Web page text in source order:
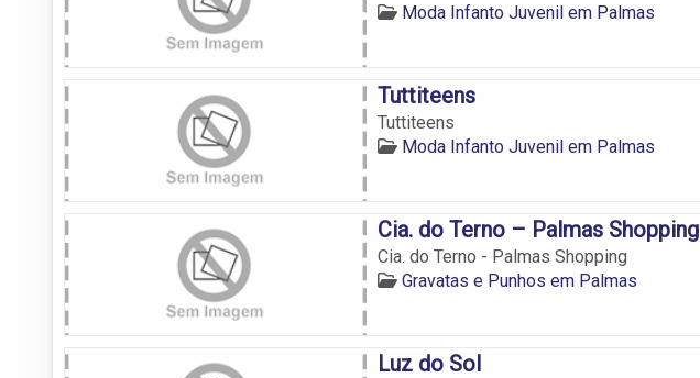
Moda Infanto Juvenil em Palmas
Tuttiteens
Tuttiteens
Moda Infanto Juvenil em Palmas
Cia. do Terno – Palmas Shopping
Cia. do Terno - Palmas Shopping
Gravatas e Punhos em Palmas
Luz do Sol